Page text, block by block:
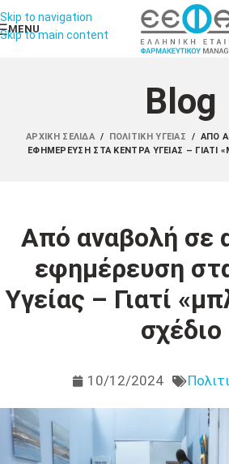
Skip to navigation
Skip to main content
MENU
Blog
ΑΡΧΙΚΉ ΣΕΛΊΔΑ / ΠΟΛΙΤΙΚΉ ΥΓΕΊΑΣ / ΑΠΌ
ΕΦΗΜΈΡΕΥΣΗ ΣΤΑ ΚΈΝΤΡΑ ΥΓΕΊΑΣ – ΓΙΑΤΊ
Από αναβολή σε
εφημέρευση
Υγείας – Γιατί
σχέδιο
10/12/2024